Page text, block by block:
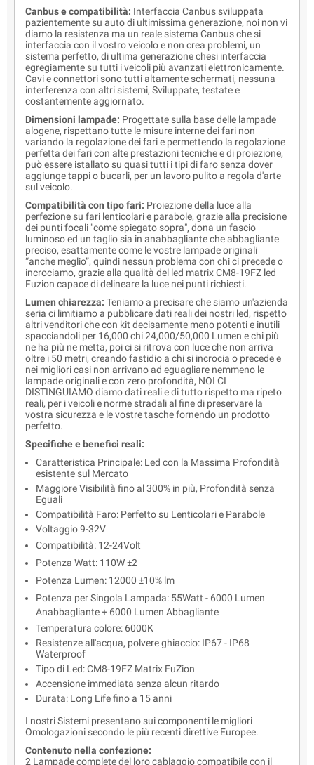
Canbus e compatibilità: Interfaccia Canbus sviluppata
pazientemente su auto di ultimissima generazione, noi non vi
diamo la resistenza ma un reale sistema Canbus che si
interfaccia con il vostro veicolo e non crea problemi, un
sistema perfetto, di ultima generazione chesi interfaccia
egregiamente su tutti i veicoli più avanzati elettronicamente.
Cavi e connettori sono tutti altamente schermati, nessuna
interferenza con altri sistemi, Sviluppate, testate e
costantemente aggiornato.
Dimensioni lampade: Progettate sulla base delle lampade
alogene, rispettano tutte le misure interne dei fari non
variando la regolazione dei fari e permettendo la regolazione
perfetta dei fari con alte prestazioni tecniche e di proiezione,
può essere istallato su quasi tutti i tipi di faro senza dover
aggiunge tappi o bucarli, per un lavoro pulito a regola d'arte
sul veicolo.
Compatibilità con tipo fari: Proiezione della luce alla
perfezione su fari lenticolari e parabole, grazie alla precisione
dei punti focali "come spiegato sopra", dona un fascio
luminoso ed un taglio sia in anabbagliante che abbagliante
preciso, esattamente come le vostre lampade originali
“anche meglio”, quindi nessun problema con chi ci precede o
incrociamo, grazie alla qualità del led matrix CM8-19FZ led
Fuzion capace di delineare la luce nei punti richiesti.
Lumen chiarezza: Teniamo a precisare che siamo un'azienda
seria ci limitiamo a pubblicare dati reali dei nostri led, rispetto
altri venditori che con kit decisamente meno potenti e inutili
spacciandoli per 16,000 chi 24,000/50,000 Lumen e chi più
ne ha più ne metta, poi ci si ritrova con luce che non arriva
oltre i 50 metri, creando fastidio a chi si incrocia o precede e
nei migliori casi non arrivano ad eguagliare nemmeno le
lampade originali e con zero profondità, NOI CI
DISTINGUIAMO diamo dati reali e di tutto rispetto ma ripeto
reali, per i veicoli e norme stradali al fine di preservare la
vostra sicurezza e le vostre tasche fornendo un prodotto
perfetto.
Specifiche e benefici reali:
Caratteristica Principale: Led con la Massima Profondità
esistente sul Mercato
Maggiore Visibilità fino al 300% in più, Profondità senza
Eguali
Compatibilità Faro: Perfetto su Lenticolari e Parabole
Voltaggio 9-32V
Compatibilità: 12-24Volt
Potenza Watt: 110W ±2
Potenza Lumen: 12000 ±10% lm
Potenza per Singola Lampada: 55Watt - 6000 Lumen
Anabbagliante + 6000 Lumen Abbagliante
Temperatura colore: 6000K
Resistenze all'acqua, polvere ghiaccio: IP67 - IP68
Waterproof
Tipo di Led: CM8-19FZ Matrix FuZion
Accensione immediata senza alcun ritardo
Durata: Long Life fino a 15 anni
I nostri Sistemi presentano sui componenti le migliori
Omologazioni secondo le più recenti direttive Europee.
Contenuto nella confezione:
2 Lampade complete del loro cablaggio compatibile con il